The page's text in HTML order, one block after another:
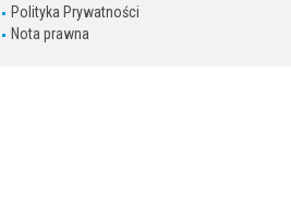
Polityka Prywatności
Nota prawna